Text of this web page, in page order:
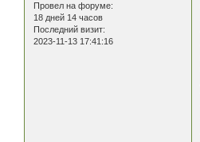
Провел на форуме:
18 дней 14 часов
Последний визит:
2023-11-13 17:41:16